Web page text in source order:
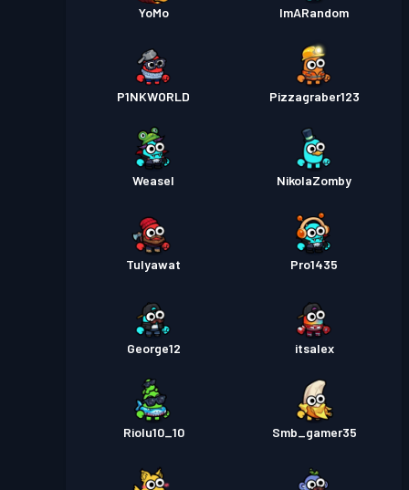
YoMo ImARandom
P1NKWORLD Pizzagraber123
Weasel NikolaZomby
Tulyawat Pro1435
George12 itsalex
Riolu10_10 Smb_gamer35